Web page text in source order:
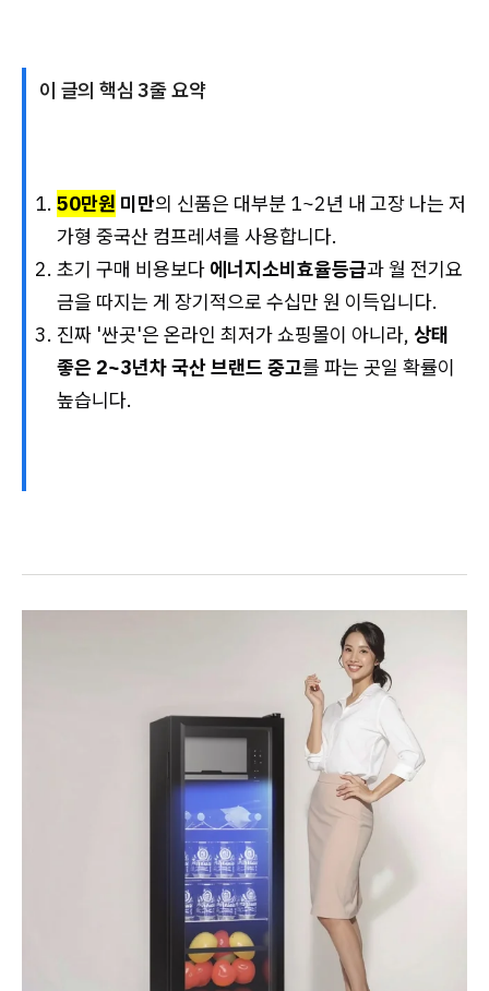
이 글의 핵심 3줄 요약
50만원 미만의 신품은 대부분 1~2년 내 고장 나는 저
가형 중국산 컴프레셔를 사용합니다.
초기 구매 비용보다 에너지소비효율등급과월 전기요
금을 따지는 게 장기적으로 수십만 원 이득입니다.
진짜 '싼곳'은 온라인 최저가 쇼핑몰이 아니라, 상태
좋은 2~3년차 국산 브랜드 중고를 파는 곳일 확률이
높습니다.